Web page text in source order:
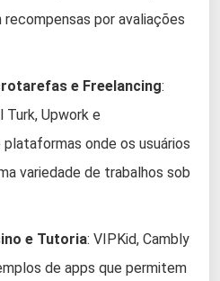
por avaliações
e Freelancing:
Turk, Upwork e
plataformas onde os usuários
variedade de trabalhos sob
e Tutoria: VIPKid, Cambly
de apps que permitem